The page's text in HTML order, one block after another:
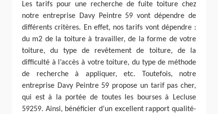
Les tarifs pour une recherche de fuite toiture chez
notre entreprise Davy Peintre 59 vont dépendre de
différents critères. En effet, nos tarifs vont dépendre :
du m2 de la toiture à travailler, de la forme de votre
toiture, du type de revêtement de toiture, de la
difficulté à l’accès à votre toiture, du type de méthode
de recherche à appliquer, etc. Toutefois, notre
entreprise Davy Peintre 59 propose un tarif pas cher,
qui est à la portée de toutes les bourses à Lecluse
59259. Ainsi, bénéficier d’un excellent rapport qualité-